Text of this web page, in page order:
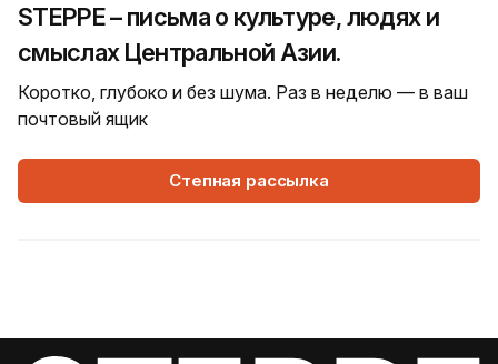
STEPPE – письма о культуре, людях и
смыслах Центральной Азии.
Коротко, глубоко и без шума. Раз в неделю — в ваш
почтовый ящик
Степная рассылка